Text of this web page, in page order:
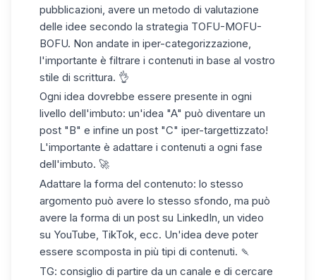
pubblicazioni, avere un metodo di valutazione
delle idee secondo la strategia TOFU-MOFU-
BOFU. Non andate in iper-categorizzazione,
l'importante è filtrare i contenuti in base al vostro
stile di scrittura. 👌
Ogni idea dovrebbe essere presente in ogni
livello dell'imbuto: un'idea "A" può diventare un
post "B" e infine un post "C" iper-targettizzato!
L'importante è adattare i contenuti a ogni fase
dell'imbuto. 🚀
Adattare la forma del contenuto: lo stesso
argomento può avere lo stesso sfondo, ma può
avere la forma di un post su LinkedIn, un video
su YouTube, TikTok, ecc. Un'idea deve poter
essere scomposta in più tipi di contenuti. 🍡
TG: consiglio di partire da un canale e di cercare